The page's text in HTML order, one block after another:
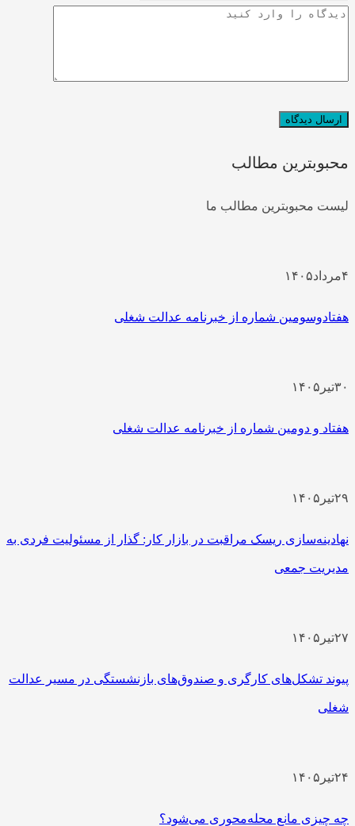
مطالب
محبوبترین مطالب ما
مرداد ۱۴۰۵
شماره از خبرنامه عدالت شغلی
تیر۱۴۰۵
و دومین شماره از خبرنامه عدالت شغلی
تیر۱۴۰۵
ریسک مراقبت در بازار کار: گذار از مسئولیت فردی به
جمعی
تیر۱۴۰۵
تشکل‌های کارگری و صندوق‌های بازنشستگی در مسیر عدالت
تیر۱۴۰۵
چیزی مانع محله‌محوری می‌شود؟